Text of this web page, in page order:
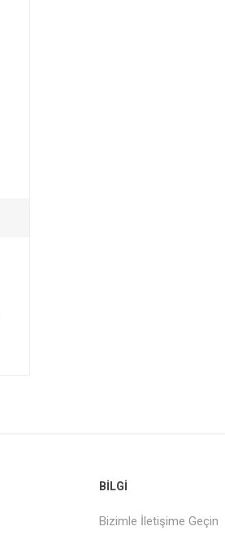
BILGI
Bizimle İletişime Geçin